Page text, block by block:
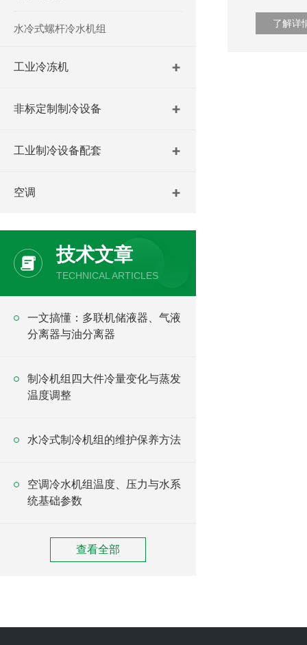
水冷式螺杆冷水机组
工业冷冻机
非标定制制冷设备
工业制冷设备配套
空调
技术文章
TECHNICAL ARTICLES
一文搞懂：多联机储液器、气液
分离器与油分离器
制冷机组四大件冷量变化与蒸发
温度调整
水冷式制冷机组的维护保养方法
空调冷水机组温度、压力与水系
统基础参数
查看全部
了解详